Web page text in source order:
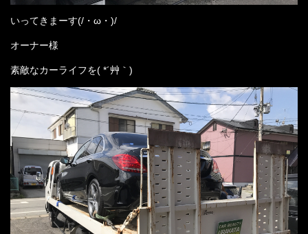
いってきまーす(/・ω・)/
オーナー様
素敵なカーライフを( *´艸｀)